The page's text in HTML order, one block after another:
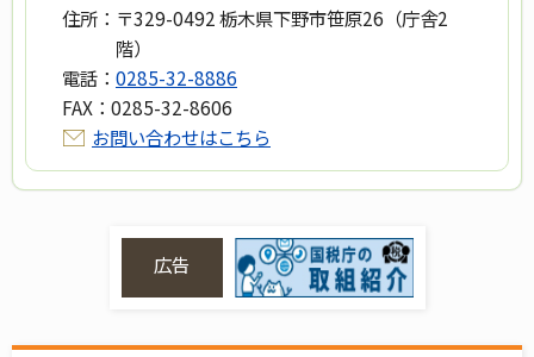
住所： 〒329-0492 栃木県下野市笹原26（庁舎2
階）
電話： 0285-32-8886
FAX： 0285-32-8606
お問い合わせはこちら
広告